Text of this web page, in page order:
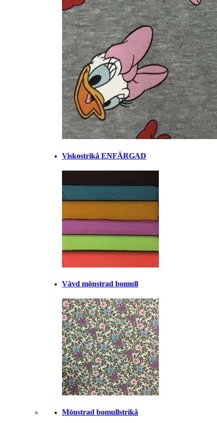
Viskostrikå ENFÄRGAD
Vävd mönstrad bomull
Mönstrad bomullstrikå